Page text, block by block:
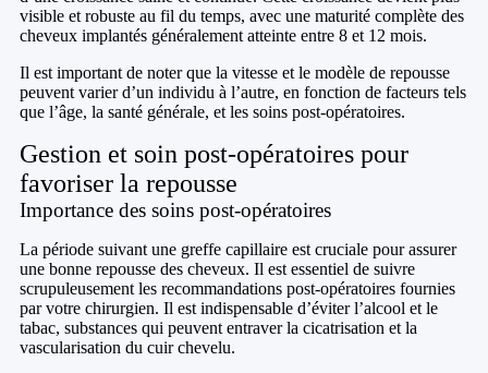
visible et robuste au fil du temps, avec une maturité complète des
cheveux implantés généralement atteinte entre 8 et 12 mois.
Il est important de noter que la vitesse et le modèle de repousse
peuvent varier d’un individu à l’autre, en fonction de facteurs tels
que l’âge, la santé générale, et les soins post-opératoires.
Gestion et soin post-opératoires pour
favoriser la repousse
Importance des soins post-opératoires
La période suivant une greffe capillaire est cruciale pour assurer
une bonne repousse des cheveux. Il est essentiel de suivre
scrupuleusement les recommandations post-opératoires fournies
par votre chirurgien. Il est indispensable d’éviter l’alcool et le
tabac, substances qui peuvent entraver la cicatrisation et la
vascularisation du cuir chevelu.